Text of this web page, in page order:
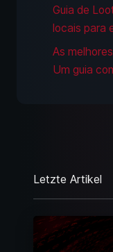
Guia de
locais para
As
Um guia
Letzte Artikel